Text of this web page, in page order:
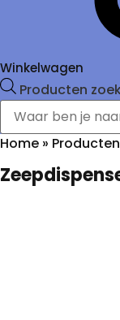
Winkelwagen
Producten
Home » Producten